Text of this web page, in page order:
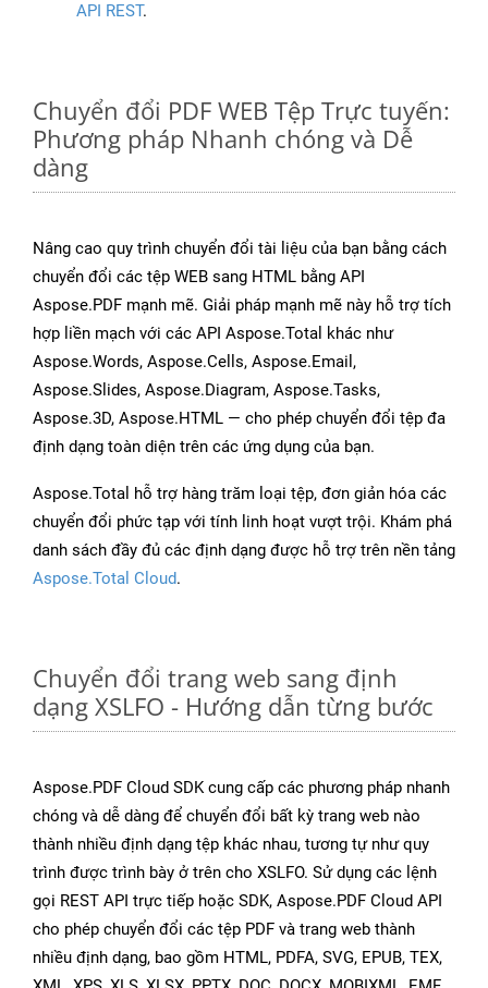
API REST.
Chuyển đổi PDF WEB Tệp Trực tuyến:
Phương pháp Nhanh chóng và Dễ
dàng
Nâng cao quy trình chuyển đổi tài liệu của bạn bằng cách
chuyển đổi các tệp WEB sang HTML bằng API
Aspose.PDF mạnh mẽ. Giải pháp mạnh mẽ này hỗ trợ tích
hợp liền mạch với các API Aspose.Total khác như
Aspose.Words, Aspose.Cells, Aspose.Email,
Aspose.Slides, Aspose.Diagram, Aspose.Tasks,
Aspose.3D, Aspose.HTML — cho phép chuyển đổi tệp đa
định dạng toàn diện trên các ứng dụng của bạn.
Aspose.Total hỗ trợ hàng trăm loại tệp, đơn giản hóa các
chuyển đổi phức tạp với tính linh hoạt vượt trội. Khám phá
danh sách đầy đủ các định dạng được hỗ trợ trên nền tảng
Aspose.Total Cloud.
Chuyển đổi trang web sang định
dạng XSLFO - Hướng dẫn từng bước
Aspose.PDF Cloud SDK cung cấp các phương pháp nhanh
chóng và dễ dàng để chuyển đổi bất kỳ trang web nào
thành nhiều định dạng tệp khác nhau, tương tự như quy
trình được trình bày ở trên cho XSLFO. Sử dụng các lệnh
gọi REST API trực tiếp hoặc SDK, Aspose.PDF Cloud API
cho phép chuyển đổi các tệp PDF và trang web thành
nhiều định dạng, bao gồm HTML, PDFA, SVG, EPUB, TEX,